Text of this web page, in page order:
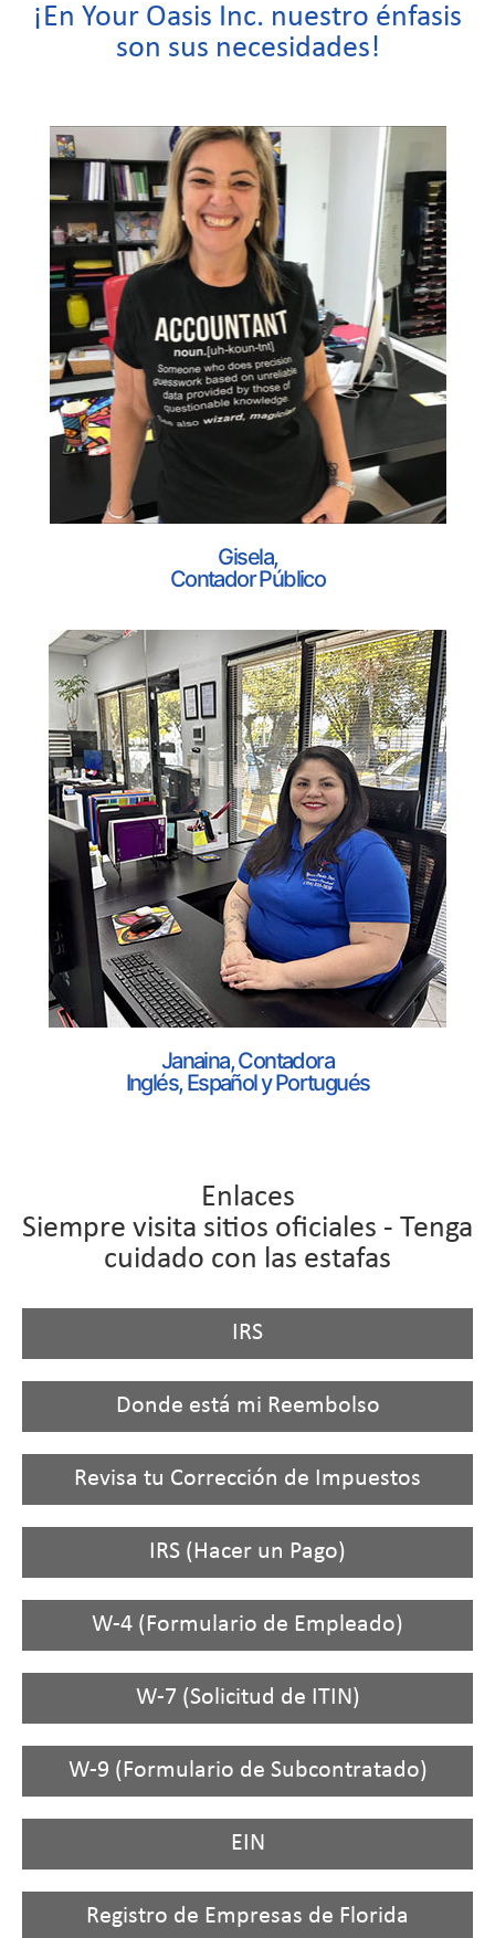
¡En Your Oasis Inc. nuestro énfasis
son sus necesidades!
Gisela,
Contador Público
Janaina, Contadora
Inglés, Español y Portugués
Enlaces
Siempre visita sitios oficiales - Tenga
cuidado con las estafas
IRS
Donde está mi Reembolso
Revisa tu Corrección de Impuestos
IRS (Hacer un Pago)
W-4 (Formulario de Empleado)
W-7 (Solicitud de ITIN)
W-9 (Formulario de Subcontratado)
EIN
Registro de Empresas de Florida